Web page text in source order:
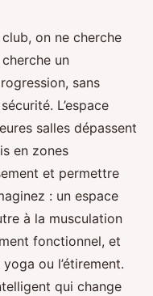
on ne cherche
un
sans
L’espace
salles dépassent
en zones
et permettre
: un espace
à la musculation
fonctionnel, et
ou l’étirement.
qui change